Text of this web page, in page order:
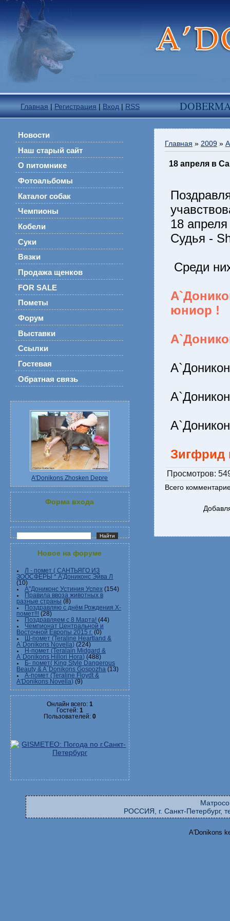
Главная | Регистрация | Вход | RSS
Новости
Наш старый сайт
О питомнике
Фотоальбомы
Каталог собак
Чемпионы
Кобели
Суки
Вязки
Продажа щенков
FOR SALE
Пометы
Форум
Выставки
Ссылки
Гостевая
Обратная связь
A'Donikons Zhosken Depre
Форма входа
Новое на форуме
Л - помет ( САНТЬЯГО ИЗ
ЗООСФЕРЫ * А'Дониконс Эйва Л
(10)
А"Дониконс Устиния Успех (154)
Правила ввоза животных в
разные страны (8)
Поздравляю с днём Рождения Х-
помет!!! (28)
Поздравляем с 8 Марта! (44)
Чемпионат Центральной и
Восточной Европы 2015 г. (0)
Ш-помет (Teraline Heartland &
A`Donikons Novella) (224)
Н-помет (Teralain Midgard &
A`Donikons Hillori Hora) (488)
Б- помет( King Style Dangerous
Beauty & A`Donikons Gospozha (13)
А-помет (Teraline Floydt &
A'Donikons Novella) (9)
Онлайн всего: 1
Гостей: 1
Пользователей: 0
Главная » 2009 »
18 апреля в
18
Судья -
Среди
юниор !
Зигфрид
Просмотров:
Всего
РОССИЯ, г. Санкт-Петербург,
A'Donikons